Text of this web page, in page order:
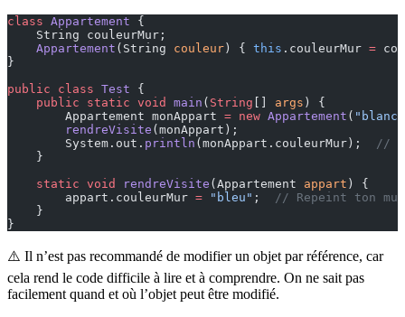
class Appartement {
    String couleurMur;
    Appartement
(String couleur ) { this .couleurMur =
}
public class Test {
    public
static void main ( String args ) {
        Appartement monAppart
= new Appartement ( "blanc"
        rendreVisite
(monAppart);
        System.out.
println (monAppart.couleurMur);
//
    }
    static
void rendreVisite (Appartement appart ) {
        appart.couleurMur
= "bleu" ;
// Repeint ton mur
    }
}
⚠️ Il n’est pas recommandé de modifier un objet par référence, car
cela rend le code difficile à lire et à comprendre. On ne sait pas
facilement quand et où l’objet peut être modifié.